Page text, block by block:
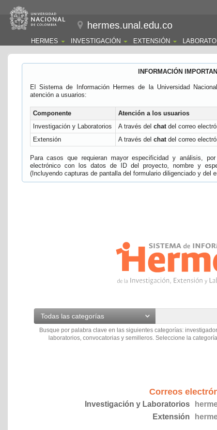
hermes.unal.edu.co
HERMES INVESTIGACIÓN EXTENSIÓN
INFORMACIÓN
El Sistema de Información Hermes de la Universidad
atención a usuarios:
Componente
Atención a los usuarios
Investigación y Laboratorios
A través del chatdel correo
Extensión
A través del chatdel correo
Para casos que requieran mayor especificidad y análisis,
electrónico con los datos de ID del proyecto, nombre y
(Incluyendo capturas de pantalla del formulario diligenciado y del
Todas las categorías
Busque por palabra clave en las siguientes categorías:
laboratorios, convocatorias y semilleros. Seleccione la
Correos
Investigación y Laboratorios
Extensión